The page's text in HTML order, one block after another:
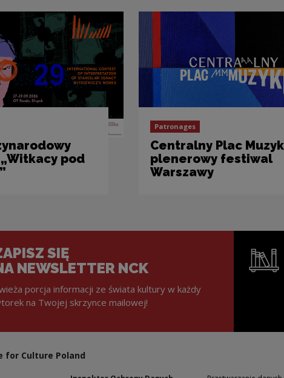
pod
Patronages
Centralny Plac
plenerowy festiwal
Warszawy
SIĘ
NEWSLETTER NCK
porcja informacji ze świata kultury w każdy
na Twojej skrzynce mailowej!
for Culture Poland